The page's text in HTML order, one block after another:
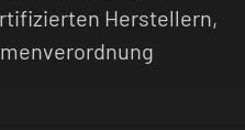
Herstellern,